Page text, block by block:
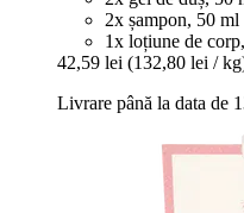
2x șampon, 50 ml
1x loțiune de
42,59 lei (132,80 lei /
Livrare până la data de